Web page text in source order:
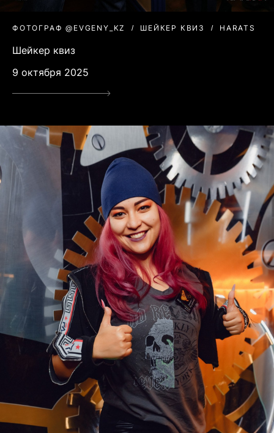
ФОТОГРАФ @EVGENY_KZ ШЕЙКЕР КВИЗ HARATS
Шейкер квиз
9 октября 2025